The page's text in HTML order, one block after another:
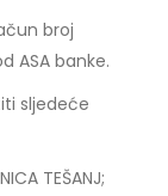
broj
ASA banke.
sljedeće
TEŠANJ;